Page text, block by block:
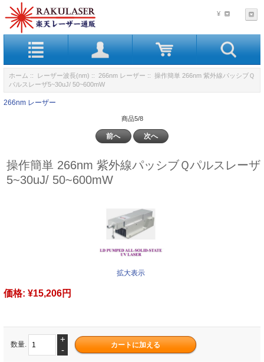
¥
ホーム :: レーザー波長(nm) :: 266nm レーザー :: 操作簡単 266nm 紫外線パッシブＱ
パルスレーザ5~30uJ/ 50~600mW
266nm レーザー
商品5/8
前へ 次へ
操作簡単 266nm 紫外線パッシブＱパルスレーザ
5~30uJ/ 50~600mW
拡大表示
価格: ¥15,206円
数量.
+
-